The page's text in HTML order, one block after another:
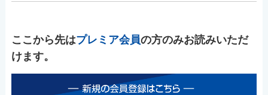
ここから先はプレミア会員の方のみお読みいただ
けます。